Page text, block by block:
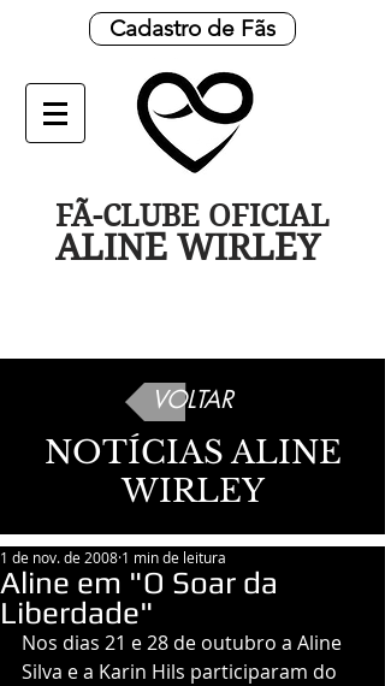
Cadastro de Fãs
FÃ-CLUBE OFICIAL
ALINE WIRLEY
VOLTAR
NOTÍCIAS ALINE
WIRLEY
Aline em "O Soar da
Liberdade"
1 de nov. de 2008 1 min de leitura
Nos dias 21 e 28 de outubro a Aline
Silva e a Karin Hils participaram do